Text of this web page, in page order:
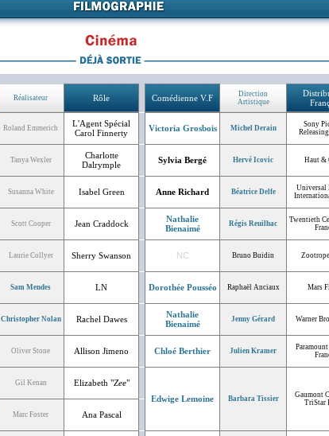
Réalisateur Rôle Comédienne V.F
Direction
Artistique
Roland Emmerich
L'Agent Spécial
Carol Finnerty
Victoria Grosbois Michel Derain
Sony
Tanya Wexler
Charlotte
Dalrymple
Sylvia Bergé Hervé Icovic Haut &
Susanna White Isabel Green Anne Richard Béatrice Delfe
Universal
Scott Cooper Jean Craddock
Nathalie
Bienaimé
Régis Reuilhac
Twentieth
Laurie Collyer Sherry Swanson NC Bruno Buidin
Sam Mendes LN Dorothée Pousséo Raphaël Anciaux Mars
Christopher Nolan Rachel Dawes
Nathalie
Bienaimé
Jenny Gérard Warner
Oliver Stone Allison Jimeno Chloé Berthier Julien Kramer
Gil Kenan Elizabeth "Zee"
Edwige Lemoine
Barbara Tissier
Gaumont
TriStar
Marc Foster Ana Pascal